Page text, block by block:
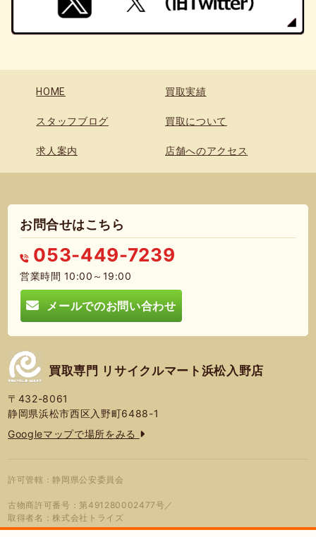
HOME 買取実績
スタッフブログ 買取について
求人案内 店舗へのアクセス
お問合せはこちら
053-449-7239
営業時間 10:00～19:00
メールでのお問い合わせ
買取専門 リサイクルマート浜松入野店
〒432-8061
静岡県浜松市西区入野町6488-1
Googleマップで場所をみる
許可管轄：静岡県公安委員会
古物商許可番号：第491280002477号／
取得者名：株式会社トライズ